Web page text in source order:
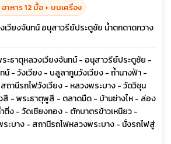
อาหาร 12 มื้อ + บนเครื่อง
เวียงจันทน์ อนุสาวรีย์ประตูชัย น้ำตกตาดกวาง
ะธาตุหลวงเวียงจันทน์ - อนุสาวรีย์ประตูชัย -
น์ - วังเวียง - บลูลากูนวังเวียง - ถ้ำนางฟ้า -
ถานีรถไฟวังเวียง - หลวงพระบาง - วัดวิชุน
สี - พระธาตุพูสี - ตลาดมืด - บ้านซ่างไห - ล่อง
ำติ่ง - วัดเชียงทอง - ตักบาตรข้าวเหนียว -
ระบาง - สถานีรถไฟหลวงพระบาง - นั่งรถไฟสู่